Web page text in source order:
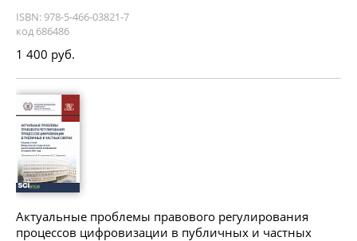
ISBN: 978-5-466-03821-7
код 686486
1 400 руб.
Актуальные проблемы правового регулирования
процессов цифровизации в публичных и частных